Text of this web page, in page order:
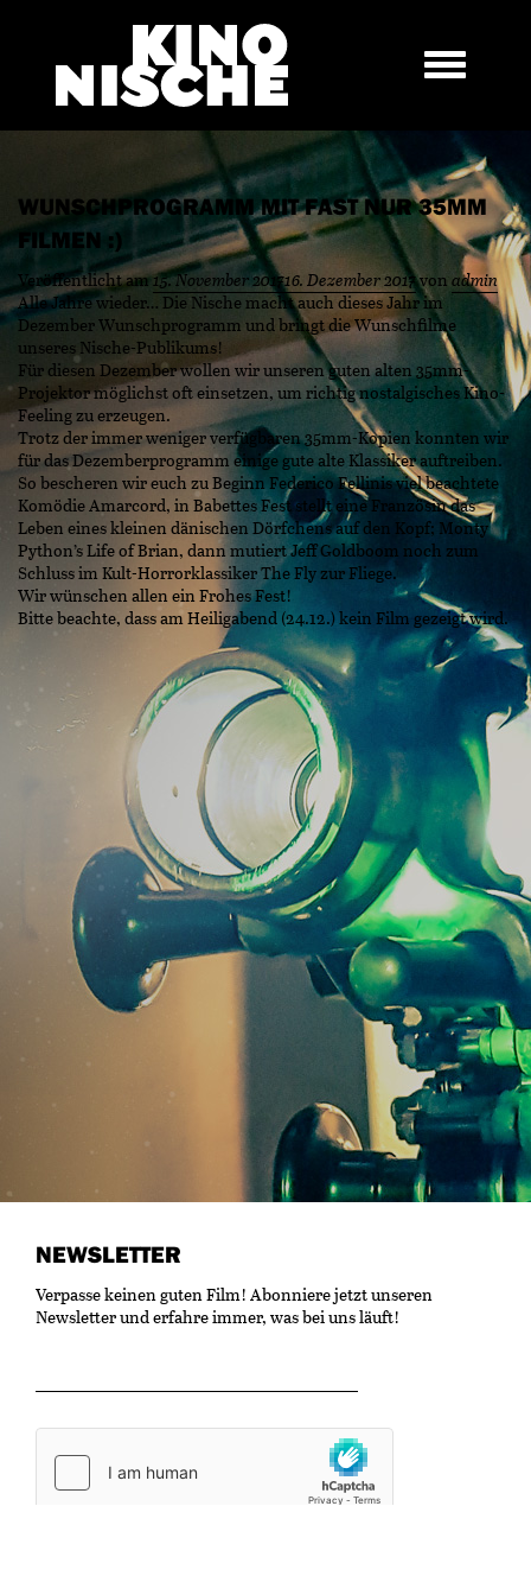
WUNSCHPROGRAMM MIT FAST NUR 35MM
FILMEN :)
Veröffentlicht am15. November 201716. Dezember 2017vonadmin
Alle Jahre wieder… Die Nische macht auch dieses Jahr im
Dezember Wunschprogramm und bringt die Wunschfilme
unseres Nische-Publikums!
Für diesen Dezember wollen wir unseren guten alten 35mm-
Projektor möglichst oft einsetzen, um richtig nostalgisches Kino-
Feeling zu erzeugen.
Trotz der immer weniger verfügbaren 35mm-Kopien konnten wir
für das Dezemberprogramm einige gute alte Klassiker auftreiben.
So bescheren wir euch zu Beginn Federico Fellinis viel beachtete
Komödie Amarcord, in Babettes Fest stellt eine Französin das
Leben eines kleinen dänischen Dörfchens auf den Kopf; Monty
Python’s Life of Brian, dann mutiert Jeff Goldboom noch zum
Schluss im Kult-Horrorklassiker The Fly zur Fliege.
Wir wünschen allen ein Frohes Fest!
Bitte beachte, dass am Heiligabend (24.12.) kein Film gezeigt wird.
NEWSLETTER
Verpasse keinen guten Film! Abonniere jetzt unseren
Newsletter und erfahre immer, was bei uns läuft!